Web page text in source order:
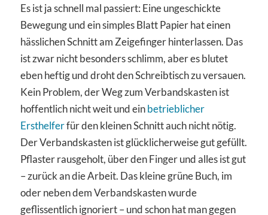
Es ist ja schnell mal passiert: Eine ungeschickte
Bewegung und ein simples Blatt Papier hat einen
hässlichen Schnitt am Zeigefinger hinterlassen. Das
ist zwar nicht besonders schlimm, aber es blutet
eben heftig und droht den Schreibtisch zu versauen.
Kein Problem, der Weg zum Verbandskasten ist
hoffentlich nicht weit und einbetrieblicher
Ersthelferfür den kleinen Schnitt auch nicht nötig.
Der Verbandskasten ist glücklicherweise gut gefüllt.
Pflaster rausgeholt, über den Finger und alles ist gut
– zurück an die Arbeit. Das kleine grüne Buch, im
oder neben dem Verbandskasten wurde
geflissentlich ignoriert – und schon hat man gegen